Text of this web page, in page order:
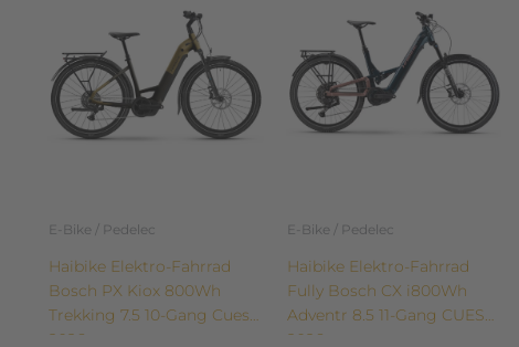
E-Bike / Pedelec
Haibike Elektro-Fahrrad
Bosch PX Kiox 800Wh
Trekking 7.5 10-Gang Cues
2026
mehrere
Varianten
auf.
Die
Optionen
gewählt
werden
E-Bike / Pedelec
Haibike Elektro-Fahrrad
Fully Bosch CX i800Wh
Adventr 8.5 11-Gang CUES
2026
mehrere
Varianten
auf.
Die
Optionen
gewählt
werden